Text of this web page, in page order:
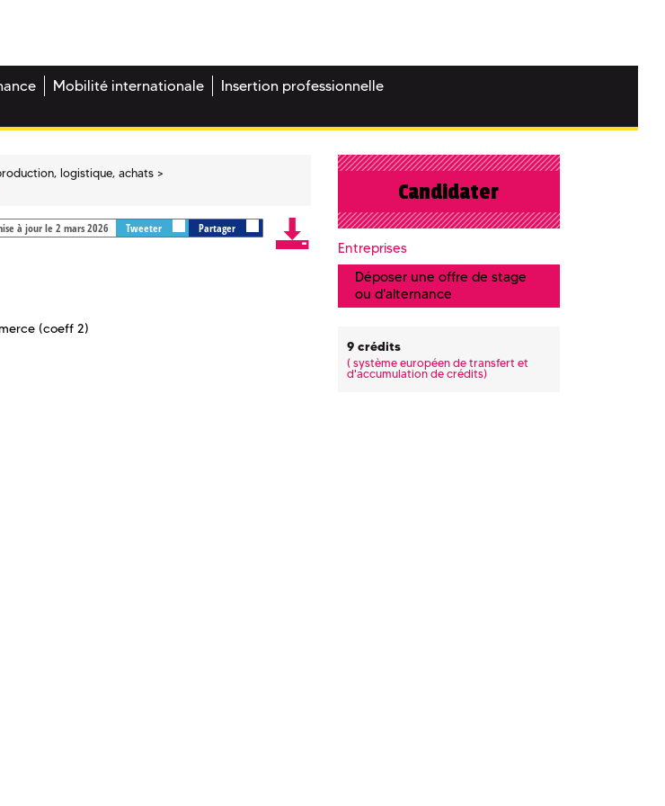
Mobilité internationale
Insertion professionnelle
logistique, achats
à jour le 2 mars 2026 Tweeter Partager
(coeff 2)
Candidater
Entreprises
Déposer une offre de stage
ou d'alternance
9 crédits
(système européen de transfert et
d'accumulation de crédits)